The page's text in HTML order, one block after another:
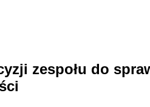
zespołu do